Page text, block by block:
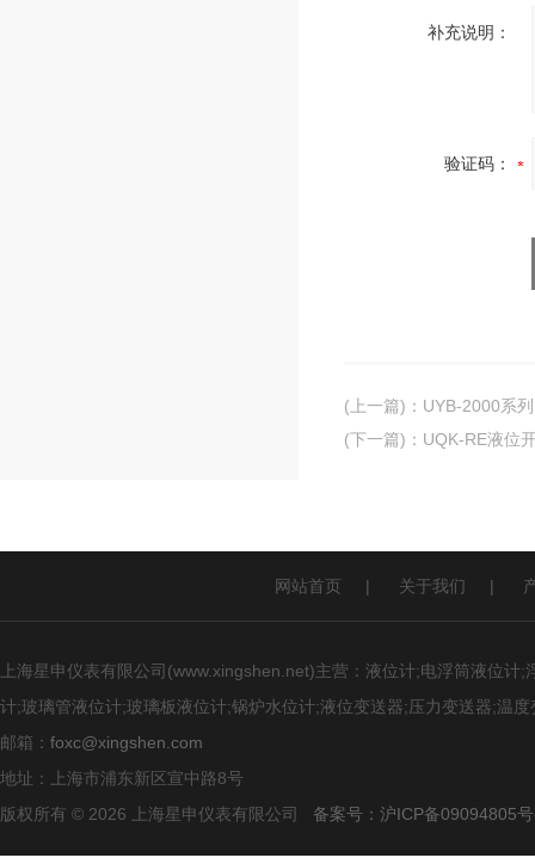
补充说明：
验证码：
(上一篇) ： UYB-2000系
(下一篇) ： UQK-RE液位
网站首页 | 关于我们 |
上海星申仪表有限公司(www.xingshen.net)主营：液位计;电浮筒液位
计;玻璃管液位计;玻璃板液位计;锅炉水位计;液位变送器;压力变送器;温
邮箱： foxc@xingshen.com
地址：上海市浦东新区宣中路8号
版权所有 © 2026 上海星申仪表有限公司 备案号：沪ICP备09094805